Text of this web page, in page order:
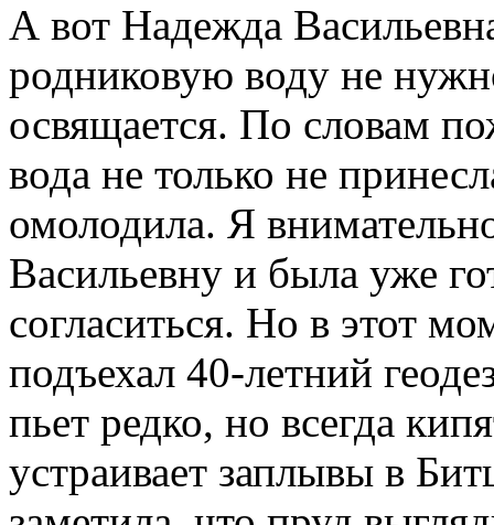
А вот Надежда
родниковую воду не
освящается. По словам
вода не только не
омолодила. Я
Васильевну и была уже
согласиться. Но в этот
подъехал 40-летний
пьет редко, но всегда
устраивает заплывы в